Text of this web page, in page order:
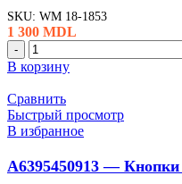
Vito
(Wauldmunt)
SKU: WM 18-1853
1 300 MDL
Количество
товара
A6392605309
-
Ремкомплект
втулки
рычага
КПП,
Mercedes
В корзину
Сравнить
Быстрый просмотр
В избранное
A6395450913 —